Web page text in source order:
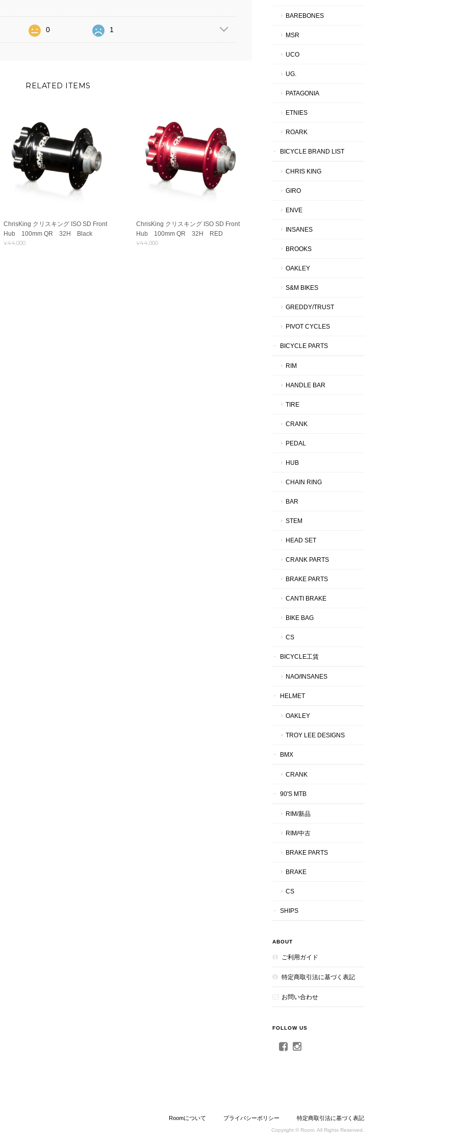
0 1
RELATED ITEMS
ChrisKing クリスキング ISO SD Front
Hub 100mm QR 32H Black
¥44,000
ChrisKing クリスキング ISO SD Front
Hub 100mm QR 32H RED
¥44,000
BAREBONES
MSR
UCO
UG.
PATAGONIA
ETNIES
ROARK
BICYCLE BRAND LIST
CHRIS KING
GIRO
ENVE
INSANES
BROOKS
OAKLEY
S&M BIKES
GREDDY/TRUST
PIVOT CYCLES
BICYCLE PARTS
RIM
HANDLE BAR
TIRE
CRANK
PEDAL
HUB
CHAIN RING
BAR
STEM
HEAD SET
CRANK PARTS
BRAKE PARTS
CANTI BRAKE
BIKE BAG
CS
BICYCLE工賃
NAO/INSANES
HELMET
OAKLEY
TROY LEE DESIGNS
BMX
CRANK
90'S MTB
RIM/新品
RIM/中古
BRAKE PARTS
BRAKE
CS
SHIPS
ABOUT
ご利用ガイド
特定商取引法に基づく表記
お問い合わせ
FOLLOW US
Roomについて プライバシーポリシー 特定商取引法に基づく表記
Copyright © Room. All Rights Reserved.